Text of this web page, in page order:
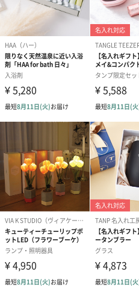
商品オプ
お届けボックスオプション
配送用のダンボールを装飾いたし
送りする際に人気のオプションで
合は、紙袋との併用もおすすめで
ダンボール装飾（ひま
わり）（720円）
ダンボ
ーリッ